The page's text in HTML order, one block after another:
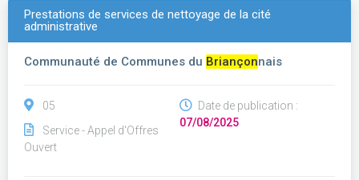
Prestations de services de nettoyage de la cité
administrative
Communauté de Communes du Briançonnais
05
Service - Appel d'Offres
Ouvert
Date de publication :
07/08/2025